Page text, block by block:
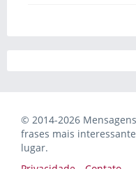
© 2014-2026
frases mais
lugar.
Privacidade
Contato